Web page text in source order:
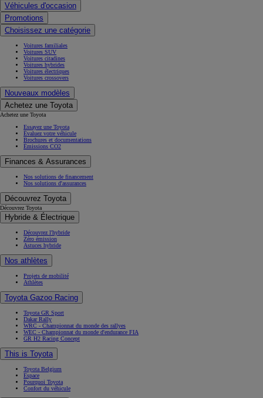
Véhicules d'occasion
Promotions
Choisissez une catégorie
Voitures familiales
Voitures SUV
Voitures citadines
Voitures hybrides
Voitures électriques
Voitures crossovers
Nouveaux modèles
Achetez une Toyota
Achetez une Toyota
Essayez une Toyota
Évaluez votre véhicule
Brochures et documentations
Émissions CO2
Finances & Assurances
Nos solutions de financement
Nos solutions d'assurances
Découvrez Toyota
Découvrez Toyota
Hybride & Électrique
Découvrez l'hybride
Zéro émission
Astuces hybride
Nos athlètes
Projets de mobilité
Athlètes
Toyota Gazoo Racing
Toyota GR Sport
Dakar Rally
WRC - Championnat du monde des rallyes
WEC - Championnat du monde d'endurance FIA
GR H2 Racing Concept
This is Toyota
Toyota Belgium
Espace
Pourquoi Toyota
Confort du véhicule